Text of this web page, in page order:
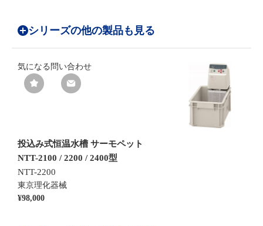
シリーズの他の製品も見る
気になる 問い合わせ
投込み式恒温水槽 サーモペット
NTT-2100 / 2200 / 2400型
NTT-2200
東京理化器械
¥98,000